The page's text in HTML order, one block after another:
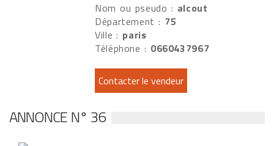
Nom ou pseudo : alcout
Département : 75
Ville : paris
Téléphone : 0660437967
ANNONCE N° 36